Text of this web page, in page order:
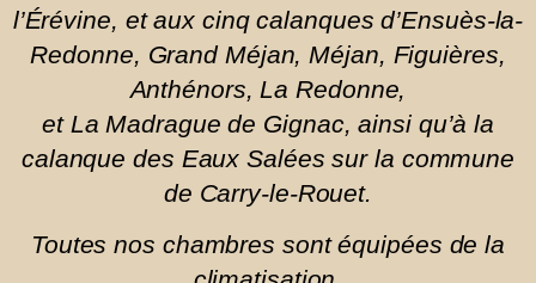
l’Érévine, et aux cinqcalanques d’Ensuès-la-
Redonne, Grand Méjan, Méjan, Figuières,
Anthénors, La Redonne,
et La Madrague de Gignac, ainsi qu’à la
calanque des Eaux Salées sur la commune
de Carry-le-Rouet.
Toutes nos chambres sont équipées de la